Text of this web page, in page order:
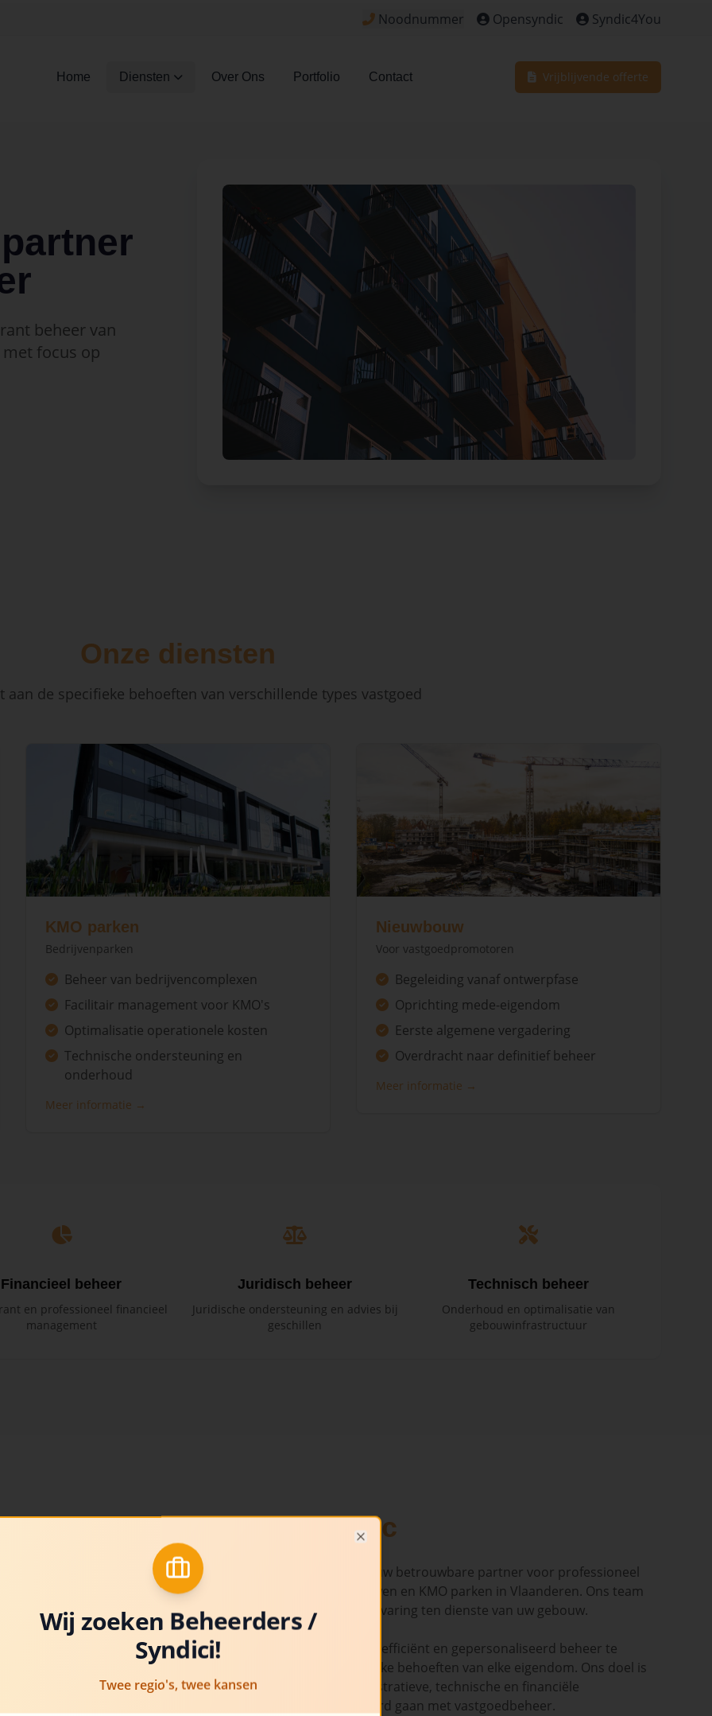
Noodnummer
Klik om het noodnummer te bekijken voor dringende
Opensyndic Syndic4You
Home Diensten Over Ons Portfolio Contact Vrijblijvende offerte
beheer van
focus op
Onze diensten
aan de specifieke behoeften van verschillende types vastgoed
KMO parken
Bedrijvenparken
Beheer van bedrijvencomplexen
Facilitair management voor KMO's
Optimalisatie operationele kosten
Technische ondersteuning en
onderhoud
Meer informatie →
Nieuwbouw
Voor vastgoedpromotoren
Begeleiding vanaf ontwerpfase
Oprichting mede-eigendom
Eerste algemene vergadering
Overdracht naar definitief beheer
Meer informatie →
Financieel beheer
en professioneel financieel
management
Juridisch beheer
Juridische ondersteuning en advies bij
geschillen
Technisch beheer
Onderhoud en optimalisatie van
gebouwinfrastructuur
Over Uw-Syndic
Al meer dan 20 jaar is Uw-Syndic uw betrouwbare partner voor professioneel
beheer van appartementsgebouwen en KMO parken in Vlaanderen. Ons team
van experts stelt hun kennis en ervaring ten dienste van uw gebouw.
Wij zetten ons in om transparant, efficiënt en gepersonaliseerd beheer te
bieden, aangepast aan de specifieke behoeften van elke eigendom. Ons doel is
om u te ontzorgen van de administratieve, technische en financiële
verantwoordelijkheden die gepaard gaan met vastgoedbeheer.
Wij zoeken Beheerders /
Syndici!
Twee regio's, twee kansen